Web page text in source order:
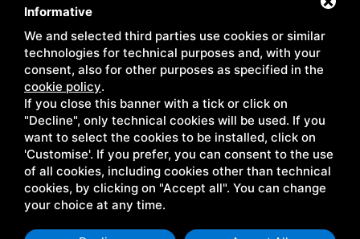
Informative
We and selected third parties use cookies or similar
technologies for technical purposes and, with your
consent, also for other purposes as specified in the
cookie policy.
If you close this banner with a tick or click on
"Decline", only technical cookies will be used. If you
want to select the cookies to be installed, click on
'Customise'. If you prefer, you can consent to the use
of all cookies, including cookies other than technical
cookies, by clicking on "Accept all". You can change
your choice at any time.